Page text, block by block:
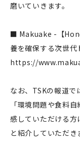
磨いていきます。
■ Makuake -【
養を確保する次世代
https://
なお、TSKの報道で
「環境問題や食料
感していただける方
と紹介していただき